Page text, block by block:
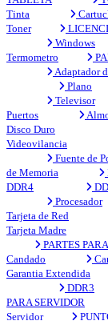
Tinta
Toner
Windows
Termometro
Adaptador
Plano
Televisor
Puertos
Disco Duro
Videovilancia
Fuente de
de Memoria
DDR4
Procesador
Tarjeta de Red
Tarjeta Madre
PARTES
Candado
Garantia Extendida
DDR3
PARA SERVIDOR
Servidor